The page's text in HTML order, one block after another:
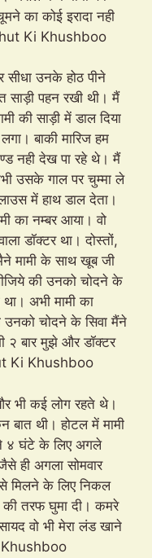
का कोई इरादा नही
Ki Khushboo
उनके होठ पीने
साड़ी पहन रखी थी। मैं
की साड़ी में डाल दिया
बाकी मारिज हम
नही देख पा रहे थे। मैं
उसके गाल पर चुम्मा ले
में हाथ डाल देता।
का नम्बर आया। वो
डॉक्टर था। दोस्तों,
मामी के साथ खूब जी
की उनको चोदने के
अभी मामी का
उनको चोदने के सिवा मैंने
बार मुझे और डॉक्टर
Ki Khushboo
भी कई लोग रहते थे।
बात थी। होटल में मामी
४ घंटे के लिए अगले
ही अगला सोमवार
मिलने के लिए निकल
की तरफ घुमा दी। कमरे
वो भी मेरा लंड खाने
Khushboo